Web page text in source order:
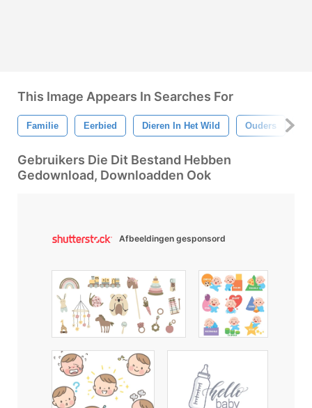
This Image Appears In Searches For
Familie Eerbied Dieren In Het Wild Ouders
Gebruikers Die Dit Bestand Hebben
Gedownload, Downloadden Ook
Afbeeldingen gesponsord